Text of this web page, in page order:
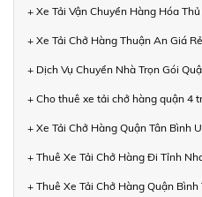
+ Xe Tải Vận Chuyển Hàng Hóa
+ Xe Tải Chở Hàng Thuận An Giá
+ Dịch Vụ Chuyển Nhà Trọn Gói
+ Cho thuê xe tải chở hàng quận 4
+ Xe Tải Chở Hàng Quận Tân Bình
+ Thuê Xe Tải Chở Hàng Đi Tỉnh
+ Thuê Xe Tải Chở Hàng Quận